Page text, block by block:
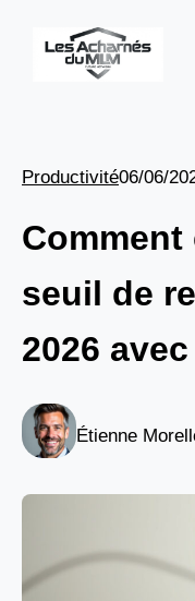
Productivité06/06/
seuil de
2026
Étienne